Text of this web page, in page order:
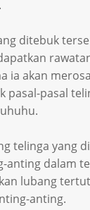
ditebuk
ia akan
pasal-pasal
telinga yang
anting dalam
lubang
anting.